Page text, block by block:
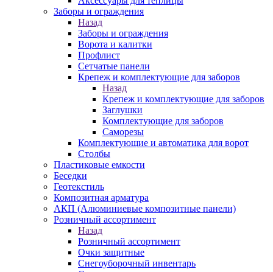
Заборы и ограждения
Назад
Заборы и ограждения
Ворота и калитки
Профлист
Сетчатые панели
Крепеж и комплектующие для заборов
Назад
Крепеж и комплектующие для заборов
Заглушки
Комплектующие для заборов
Саморезы
Комплектующие и автоматика для ворот
Столбы
Пластиковые емкости
Беседки
Геотекстиль
Композитная арматура
АКП (Алюминиевые композитные панели)
Розничный ассортимент
Назад
Розничный ассортимент
Очки защитные
Снегоуборочный инвентарь